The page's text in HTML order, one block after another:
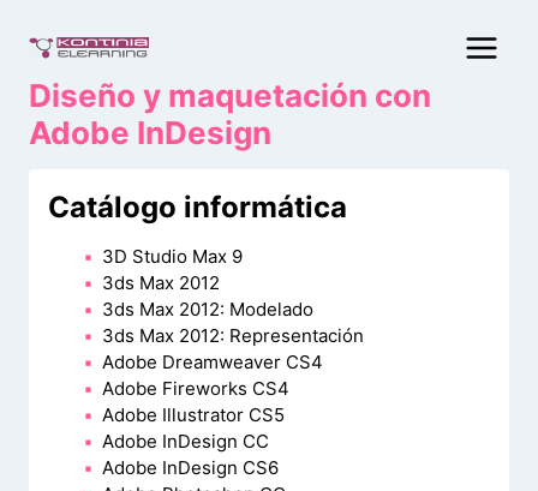
contenido
Diseño y maquetación con
Adobe InDesign
Catálogo informática
3D Studio Max 9
3ds Max 2012
3ds Max 2012: Modelado
3ds Max 2012: Representación
Adobe Dreamweaver CS4
Adobe Fireworks CS4
Adobe Illustrator CS5
Adobe InDesign CC
Adobe InDesign CS6